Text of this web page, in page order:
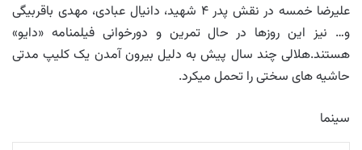
علیرضا خمسه در نقش پدر ۴ شهید، دانیال عبادی، مهدی باقربیگی
و… نیز این روزها در حال تمرین و دورخوانی فیلمنامه «دایو»
هستند.هلالى چند سال پیش به دلیل بیرون آمدن یک کلیپ مدتى
حاشیه هاى سختى را تحمل میکرد.
سینما